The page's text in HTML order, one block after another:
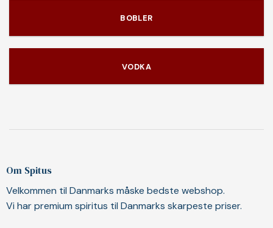
BOBLER
VODKA
Om Spitus
Velkommen til Danmarks måske bedste webshop.
Vi har premium spiritus til Danmarks skarpeste priser.